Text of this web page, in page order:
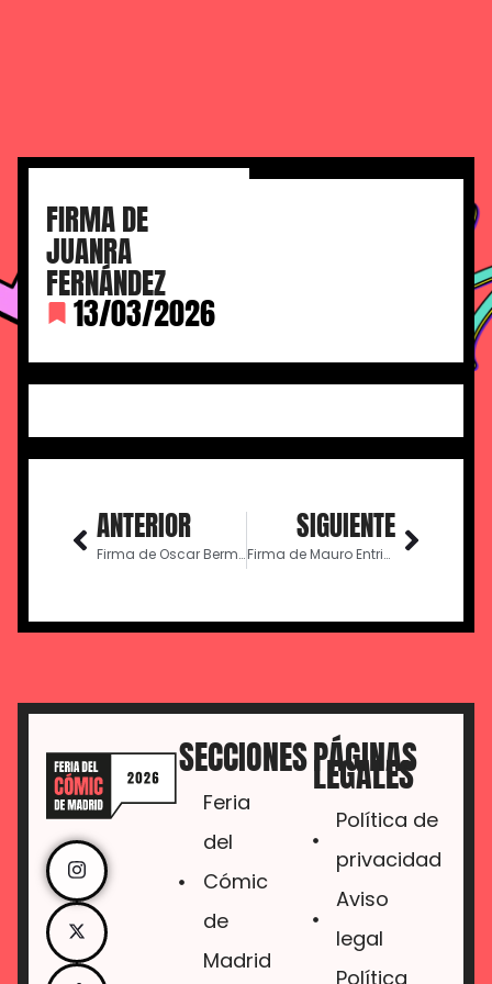
FIRMA DE
JUANRA
FERNÁNDEZ
13/03/2026
ANTERIOR
Firma de Oscar Bermejo
SIGUIENTE
Firma de Mauro Entrialgo
SECCIONES
Feria
del
Cómic
de
Madrid
PÁGINAS
LEGALES
Política de
privacidad
Aviso
legal
Política